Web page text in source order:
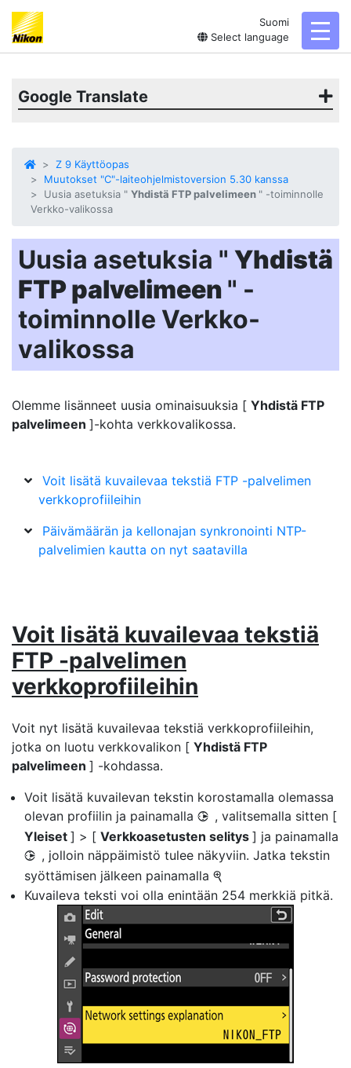
Suomi
Select language
Google Translate
Z 9 Käyttöopas
Muutokset "C"-laiteohjelmistoversion 5.30 kanssa
Uusia asetuksia " Yhdistä FTP palvelimeen " -toiminnolle
Verkko-valikossa
Uusia asetuksia " Yhdistä
FTP palvelimeen " -
toiminnolle Verkko-
valikossa
Olemme lisänneet uusia ominaisuuksia [ Yhdistä FTP
palvelimeen ]-kohta verkkovalikossa.
Voit lisätä kuvailevaa tekstiä FTP -palvelimen
verkkoprofiileihin
Päivämäärän ja kellonajan synkronointi NTP-
palvelimien kautta on nyt saatavilla
Voit lisätä kuvailevaa tekstiä
FTP -palvelimen
verkkoprofiileihin
Voit nyt lisätä kuvailevaa tekstiä verkkoprofiileihin,
jotka on luotu verkkovalikon [ Yhdistä FTP
palvelimeen ] -kohdassa.
Voit lisätä kuvailevan tekstin korostamalla olemassa
olevan profiilin ja painamalla 2 , valitsemalla sitten [
Yleiset ] > [ Verkkoasetusten selitys ] ja painamalla
2 , jolloin näppäimistö tulee näkyviin. Jatka tekstin
syöttämisen jälkeen painamalla X
Kuvaileva teksti voi olla enintään 254 merkkiä pitkä.